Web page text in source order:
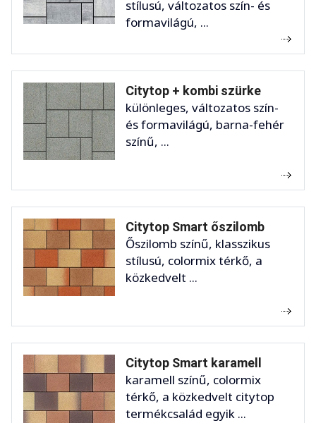
stílusú, változatos szín- és
formavilágú, ...
Citytop + kombi szürke
különleges, változatos szín-
és formavilágú, barna-fehér
színű, ...
Citytop Smart őszilomb
Őszilomb színű, klasszikus
stílusú, colormix térkő, a
közkedvelt ...
Citytop Smart karamell
karamell színű, colormix
térkő, a közkedvelt citytop
termékcsalád egyik ...